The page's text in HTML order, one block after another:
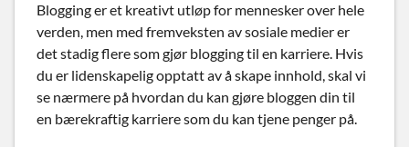
Blogging er et kreativt utløp for mennesker over hele
verden, men med fremveksten av sosiale medier er
det stadig flere som gjør blogging til en karriere. Hvis
du er lidenskapelig opptatt av å skape innhold, skal vi
se nærmere på hvordan du kan gjøre bloggen din til
en bærekraftig karriere som du kan tjene penger på.